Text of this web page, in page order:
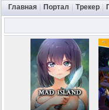
Главная Портал Трекер